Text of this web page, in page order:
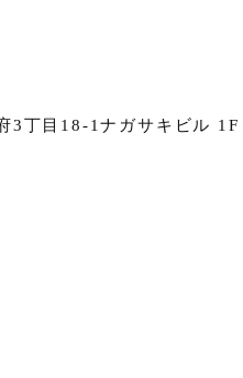
3丁目18-1ナガサキビル 1F